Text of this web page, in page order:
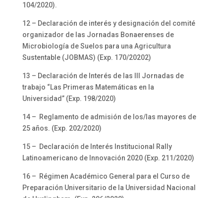
104/2020).
12 – Declaración de interés y designación del comité
organizador de las Jornadas Bonaerenses de
Microbiología de Suelos para una Agricultura
Sustentable (JOBMAS) (Exp. 170/20202)
13 – Declaración de Interés de las III Jornadas de
trabajo “Las Primeras Matemáticas en la
Universidad” (Exp. 198/2020)
14 – Reglamento de admisión de los/las mayores de
25 años. (Exp. 202/2020)
15 – Declaración de Interés Institucional Rally
Latinoamericano de Innovación 2020 (Exp. 211/2020)
16 – Régimen Académico General para el Curso de
Preparación Universitario de la Universidad Nacional